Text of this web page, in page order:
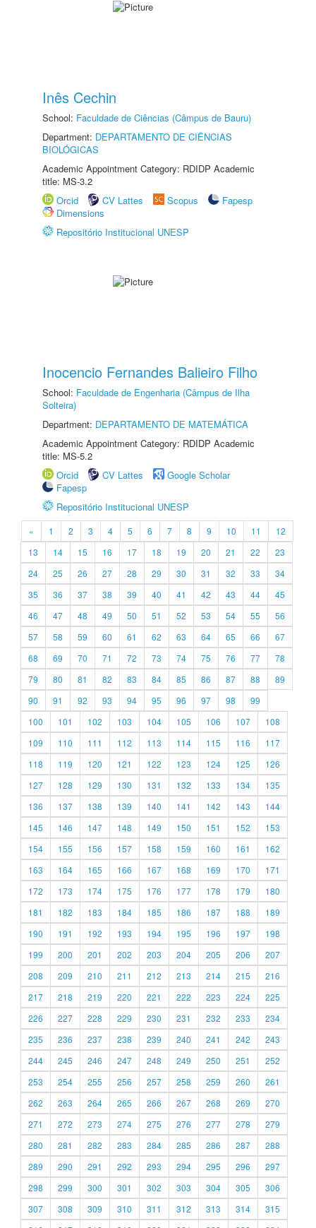
Inês Cechin
School: Faculdade de Ciências (Câmpus de Bauru)
Department: DEPARTAMENTO DE CIÊNCIAS
BIOLÓGICAS
Academic Appointment Category: RDIDP Academic
title: MS-3.2
Orcid
CV Lattes Scopus
Fapesp
Dimensions
Repositório Institucional UNESP
Inocencio Fernandes Balieiro Filho
School: Faculdade de Engenharia (Câmpus de Ilha
Solteira)
Department: DEPARTAMENTO DE MATEMÁTICA
Academic Appointment Category: RDIDP Academic
title: MS-5.2
Orcid
CV Lattes
Google Scholar
Fapesp
Repositório Institucional UNESP
« 1 2 3 4 5 6 7 8 9 10 11
12
13
14 15 16 17 18 19 20 21 22
23
24
25 26 27 28 29 30 31 32 33
34
35
36 37 38 39 40 41 42 43 44
45
46
47 48 49 50 51 52 53 54 55
56
57
58 59 60 61 62 63 64 65 66
67
68
69 70 71 72 73 74 75 76 77
78
79
80 81 82 83 84 85 86 87 88
89
90
91 92 93 94 95 96 97 98
99
100
101 102 103 104 105 106 107
108
109
110 111 112 113 114 115 116
117
118
119 120 121 122 123 124 125
126
127
128 129 130 131 132 133 134
135
136
137 138 139 140 141 142 143
144
145
146 147 148 149 150 151 152
153
154
155 156 157 158 159 160 161
162
163
164 165 166 167 168 169 170
171
172
173 174 175 176 177 178 179
180
181
182 183 184 185 186 187 188
189
190
191 192 193 194 195 196 197
198
199
200 201 202 203 204 205 206
207
208
209 210 211 212 213 214 215
216
217
218 219 220 221 222 223 224
225
226
227 228 229 230 231 232 233
234
235
236 237 238 239 240 241 242
243
244
245 246 247 248 249 250 251
252
253
254 255 256 257 258 259 260
261
262
263 264 265 266 267 268 269
270
271
272 273 274 275 276 277 278
279
280
281 282 283 284 285 286 287
288
289
290 291 292 293 294 295 296
297
298
299 300 301 302 303 304 305
306
307
308 309 310 311 312 313 314
315